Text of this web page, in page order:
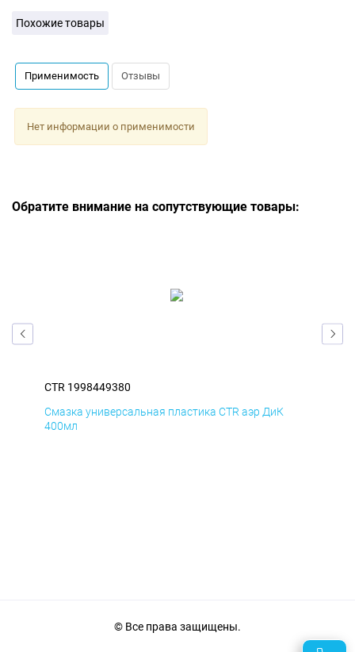
Похожие товары
Применимость Отзывы
Нет информации о применимости
Обратите внимание на сопутствующие товары:
CTR 1998449380
Смазка универсальная пластика CTR аэр ДиК
400мл
© Все права защищены.